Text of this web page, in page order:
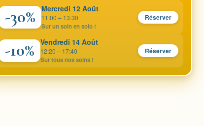
-30% Mercredi 12 Août
11:00 – 13:30
Sur un soin en solo !
Réserver
-10% Vendredi 14 Août
12:20 – 17:40
Sur tous nos soins !
Réserver